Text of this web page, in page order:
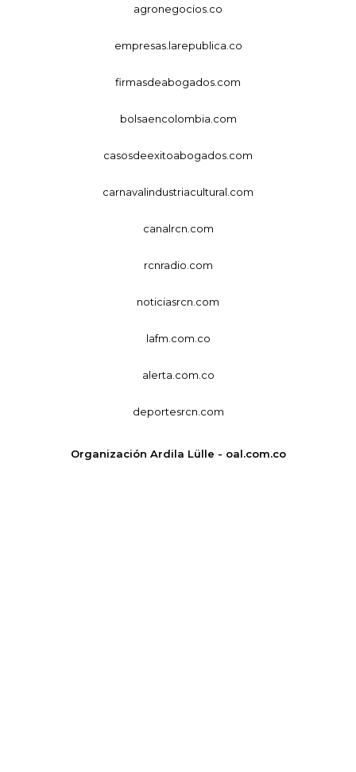
agronegocios.co
empresas.larepublica.co
firmasdeabogados.com
bolsaencolombia.com
casosdeexitoabogados.com
carnavalindustriacultural.com
canalrcn.com
rcnradio.com
noticiasrcn.com
lafm.com.co
alerta.com.co
deportesrcn.com
Organización Ardila Lülle - oal.com.co